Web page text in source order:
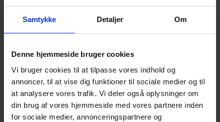
Samtykke Detaljer Om
Denne hjemmeside bruger cookies
Vi bruger cookies til at tilpasse vores indhold og
annoncer, til at vise dig funktioner til sociale medier og til
at analysere vores trafik. Vi deler også oplysninger om
din brug af vores hjemmeside med vores partnere inden
for sociale medier, annonceringspartnere og
500.000 danskere. Dermed bekræfter årets
undersøgelse, at Temu fortsat spiller en mærkbar
Mange danskere kan forvente
at åbne gaver fra Temu til jul